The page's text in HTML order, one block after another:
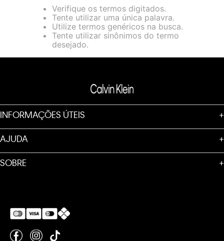
fornecer a você toda a funcionalidade do site, incluindo,
entre outros, a capacidade de comprar um item em nossa
loja virtual. Para maiores informações sobre o nosso aviso de
Cookies acesse o link.
Verifique os termos digitados.
Tente utilizar uma única palavra.
Utilize termos genéricos na busca.
Tente utilizar sinônimos do termo
desejado.
INFORMAÇÕES ÚTEIS +
AJUDA +
SOBRE +